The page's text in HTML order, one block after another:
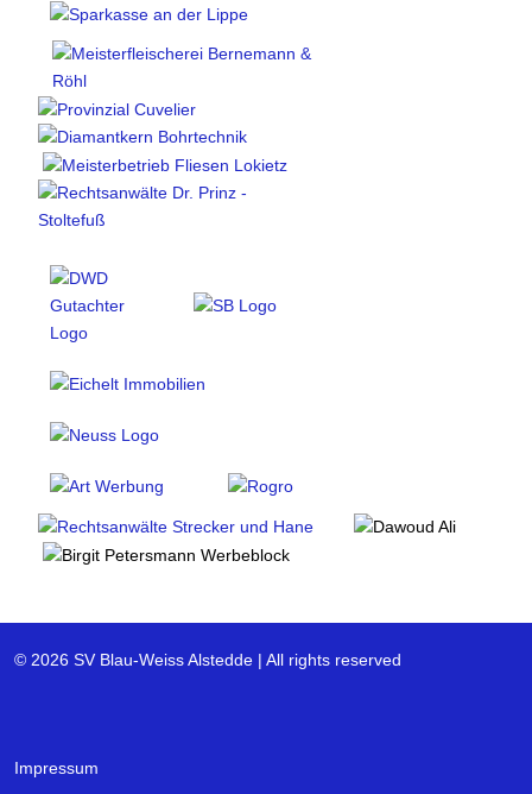
© 2026 SV Blau-Weiss Alstedde | All rights reserved
Impressum